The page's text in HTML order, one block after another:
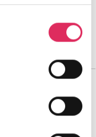
het actief te
(fingerprinting)
detailgedeelte in.